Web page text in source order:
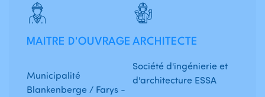
MAITRE D'OUVRAGE
Municipalité
Blankenberge / Farys -
ARCHITECTE
Société d'ingénierie et
d'architecture ESSA